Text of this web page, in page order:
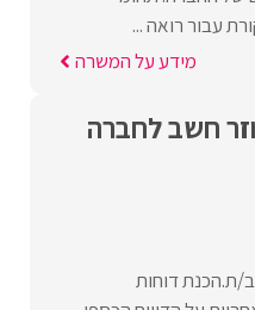
עבור רואה ...
מידע על המשרה
חשב לחברה
ת.הכנת דוחות